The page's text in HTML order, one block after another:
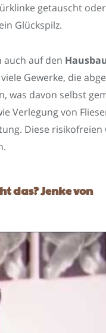
getauscht
Glückspilz.
auch auf den
Gewerke, die
was davon selbst
Verlegung von
Diese risikofreien
das? Jenke von